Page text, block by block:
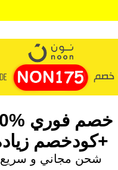
خصم فوري %80
كودخصم زيادة+
شحن مجاني و سريع